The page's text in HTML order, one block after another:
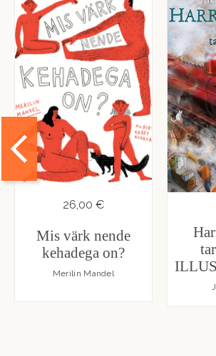
26,00 €
Mis värk nende
kehadega on?
Merilin Mandel